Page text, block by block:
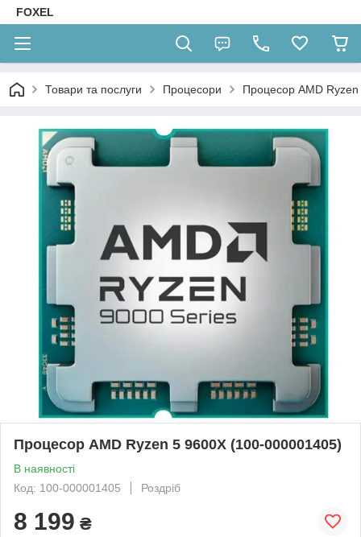
FOXEL
Товари та послуги Процесори Процесор AMD
Процесор AMD Ryzen 5 9600X (100-000001405)
В наявності
Код: 100-000001405
Роздріб
8 199 ₴